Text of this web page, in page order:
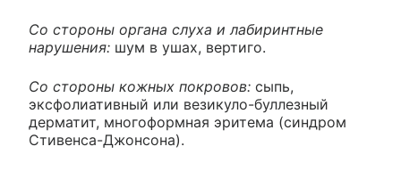
Со стороны органа слуха и лабиринтные
нарушения: шум в ушах, вертиго.
Со стороны кожных покровов: сыпь,
эксфолиативный или везикуло-буллезный
дерматит, многоформная эритема (синдром
Стивенса-Джонсона).